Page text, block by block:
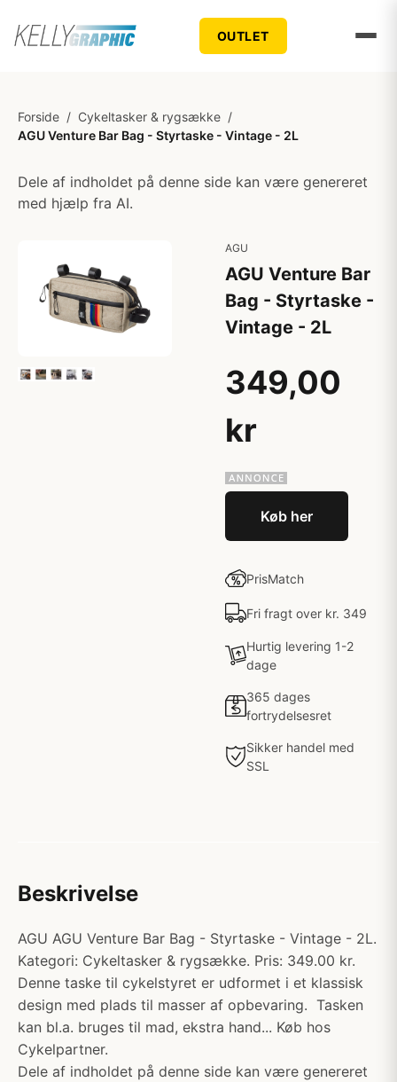
OUTLET
Forside / Cykeltasker & rygsække /
AGU Venture Bar Bag - Styrtaske - Vintage - 2L
Dele af indholdet på denne side kan være genereret
med hjælp fra AI.
AGU
AGU Venture Bar
Bag - Styrtaske -
Vintage - 2L
349,00
kr
Køb her
PrisMatch
Fri fragt over kr. 349
Hurtig levering 1-2
dage
365 dages
fortrydelsesret
Sikker handel med
SSL
Beskrivelse
AGU AGU Venture Bar Bag - Styrtaske - Vintage - 2L.
Kategori: Cykeltasker & rygsække. Pris: 349.00 kr.
Denne taske til cykelstyret er udformet i et klassisk
design med plads til masser af opbevaring. Tasken
kan bl.a. bruges til mad, ekstra hand... Køb hos
Cykelpartner.
Dele af indholdet på denne side kan være genereret